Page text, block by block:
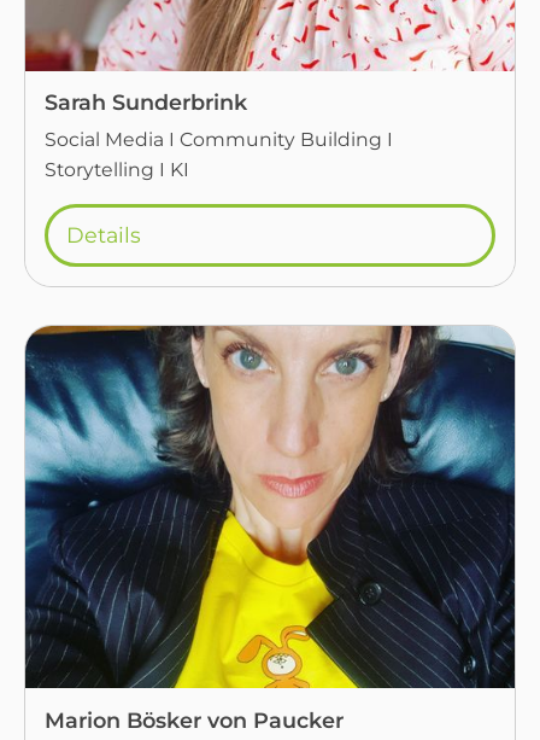
Sarah Sunderbrink
Social Media I Community Building I
Storytelling I KI
Details
Marion Bösker von Paucker